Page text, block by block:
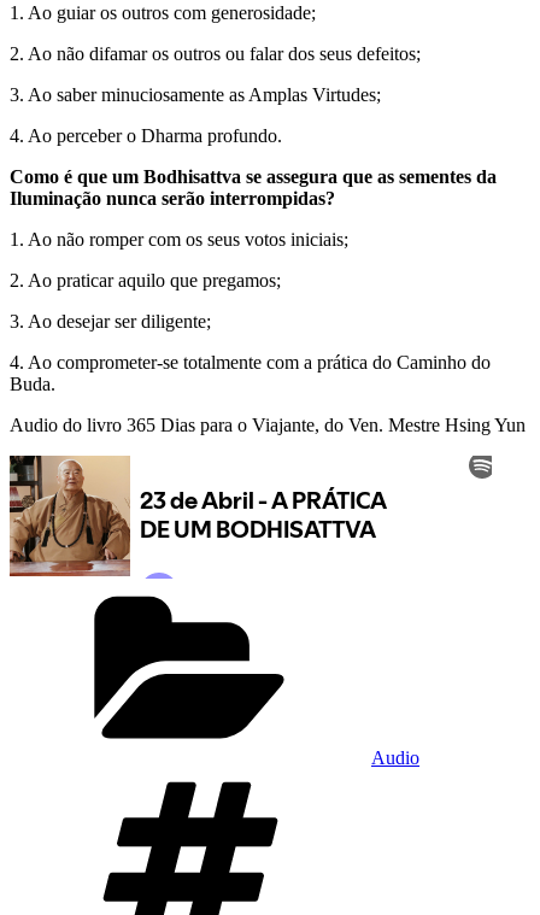
1. Ao guiar os outros com generosidade;
2. Ao não difamar os outros ou falar dos seus defeitos;
3. Ao saber minuciosamente as Amplas Virtudes;
4. Ao perceber o Dharma profundo.
Como é que um Bodhisattva se assegura que as sementes da
Iluminação nunca serão interrompidas?
1. Ao não romper com os seus votos iniciais;
2. Ao praticar aquilo que pregamos;
3. Ao desejar ser diligente;
4. Ao comprometer-se totalmente com a prática do Caminho do
Buda.
Audio do livro 365 Dias para o Viajante, do Ven. Mestre Hsing Yun
Audio